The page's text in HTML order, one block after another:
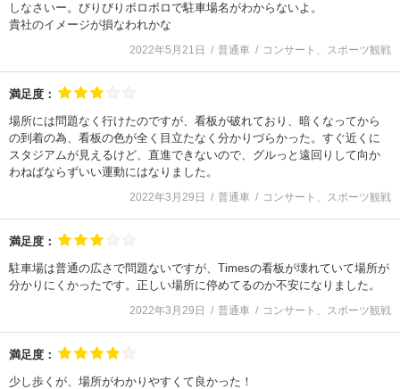
しなさいー。びりびりボロボロで駐車場名がわからないよ。
貴社のイメージが損なわれかな
2022年5月21日 普通車 コンサート、スポーツ観戦
満足度：
場所には問題なく行けたのですが、看板が破れており、暗くなってから
の到着の為、看板の色が全く目立たなく分かりづらかった。すぐ近くに
スタジアムが見えるけど、直進できないので、グルっと遠回りして向か
わねばならずいい運動にはなりました。
2022年3月29日 普通車 コンサート、スポーツ観戦
満足度：
駐車場は普通の広さで問題ないですが、Timesの看板が壊れていて場所が
分かりにくかったです。正しい場所に停めてるのか不安になりました。
2022年3月29日 普通車 コンサート、スポーツ観戦
満足度：
少し歩くが、場所がわかりやすくて良かった！